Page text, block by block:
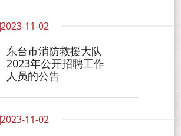
2023-11-02
东台市消防救援大队
2023年公开招聘工作
人员的公告
2023-11-02